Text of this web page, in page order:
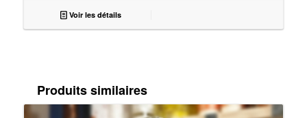
Voir les détails
Produits similaires